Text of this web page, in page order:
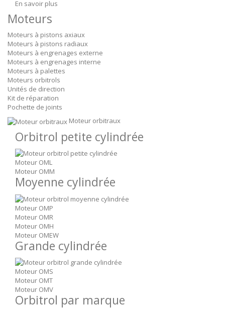
En savoir plus
Moteurs
Moteurs à pistons axiaux
Moteurs à pistons radiaux
Moteurs à engrenages externe
Moteurs à engrenages interne
Moteurs à palettes
Moteurs orbitrols
Unités de direction
Kit de réparation
Pochette de joints
Moteur orbitraux
Orbitrol petite cylindrée
Moteur OML
Moteur OMM
Moyenne cylindrée
Moteur OMP
Moteur OMR
Moteur OMH
Moteur OMEW
Grande cylindrée
Moteur OMS
Moteur OMT
Moteur OMV
Orbitrol par marque